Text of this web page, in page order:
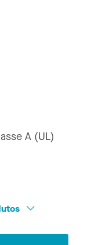
A (UL)